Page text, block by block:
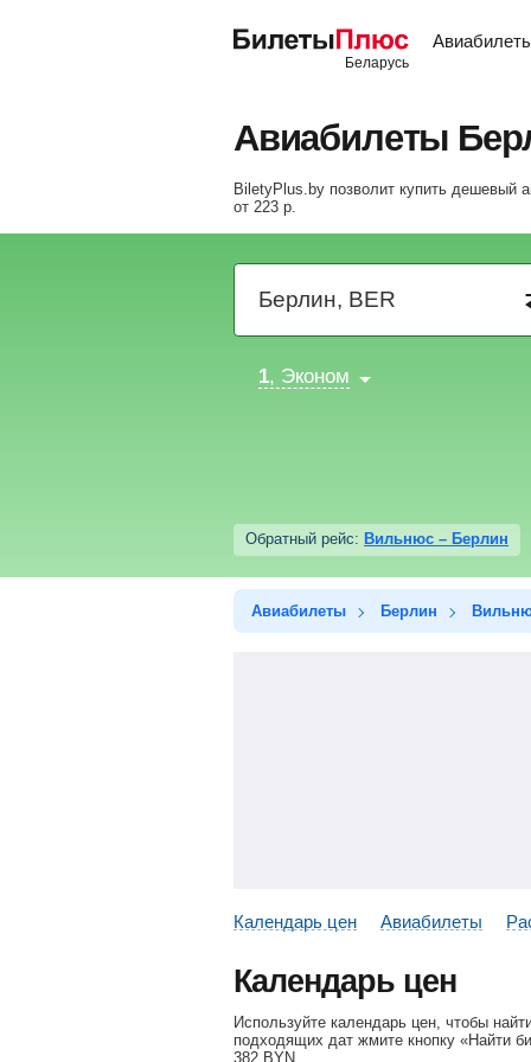
Авиабилеты
BiletyPlus.by позволит купить дешевый
от 223 р.
1, Эконом
Обратный рейс: Вильнюс – Берлин
Авиабилеты Берлин
Календарь цен Авиабилеты
Календарь цен
Используйте календарь цен, чтобы
подходящих дат жмите кнопку «Найти
382 BYN